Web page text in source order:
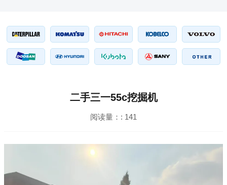
二手三一55c挖掘机
阅读量：: 141